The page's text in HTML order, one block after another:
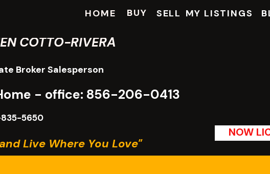
MY LISTINGS
SELL
BUY
HOME
COTTO-RIVERA
Live Where You Love"
- office: 856-206-0413
5650
NOW
Broker Salesperson